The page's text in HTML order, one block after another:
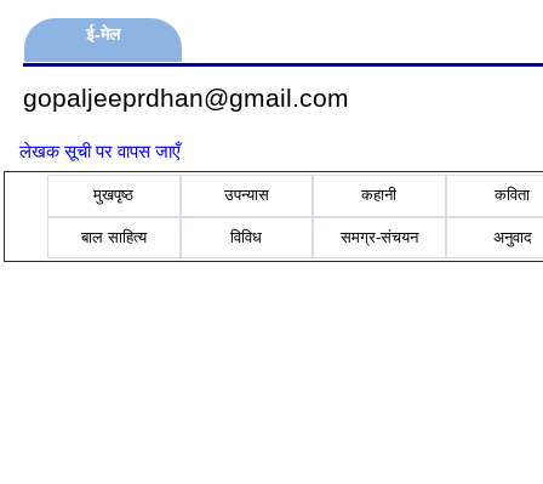
ई-मेल
gopaljeeprdhan@gmail.com
लेखक सूची पर वापस जाएँ
मुखपृष्ठ उपन्यास कहानी कविता
बाल साहित्य विविध समग्र-संचयन अनुवाद